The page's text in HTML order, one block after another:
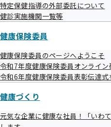
特定保健指導の外部委託について
健診実施機関一覧等
健康保険委員
健康保険委員のページへようこそ
令和7年度健康保険委員オンライン
令和6年度健康保険委員表彰伝達式
健康づくり
元気な企業に健康な社員！「いわ
「いわて健康経営宣言」の
特典のご利用方法
「いわて健康経営宣言事業所